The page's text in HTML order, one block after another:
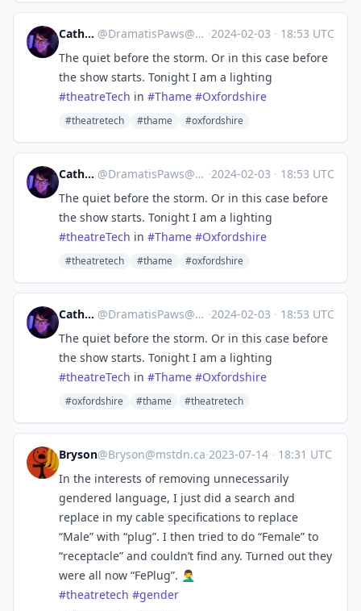
Catherine @DramatisPaws@toot.wales ·2024-02-03 · 18:53 UTC
The quiet before the storm. Or in this case before
the show starts. Tonight I am a lighting
#theatreTech in #Thame #Oxfordshire
#theatretech #thame #oxfordshire
Catherine @DramatisPaws@toot.wales ·2024-02-03 · 18:53 UTC
The quiet before the storm. Or in this case before
the show starts. Tonight I am a lighting
#theatreTech in #Thame #Oxfordshire
#theatretech #thame #oxfordshire
Catherine @DramatisPaws@toot.wales ·2024-02-03 · 18:53 UTC
The quiet before the storm. Or in this case before
the show starts. Tonight I am a lighting
#theatreTech in #Thame #Oxfordshire
#oxfordshire #thame #theatretech
Bryson@Bryson@mstdn.ca·2023-07-14 · 18:31 UTC
In the interests of removing unnecessarily
gendered language, I just did a search and
replace in my cable specifications to replace
“Male” with “plug”. I then tried to do “Female” to
“receptacle” and couldn’t find any. Turned out they
were all now “FePlug”. 🤦‍♂️
#theatretech #gender